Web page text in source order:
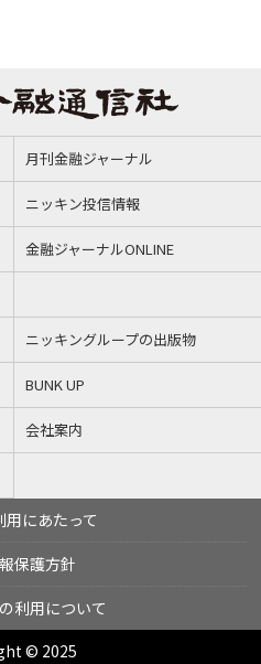
月刊金融ジャーナル
ニッキン投信情報
金融ジャーナルONLINE
ニッキングループの出版物
BUNK UP
会社案内
用にあたって
保護方針
利用について
© 2025